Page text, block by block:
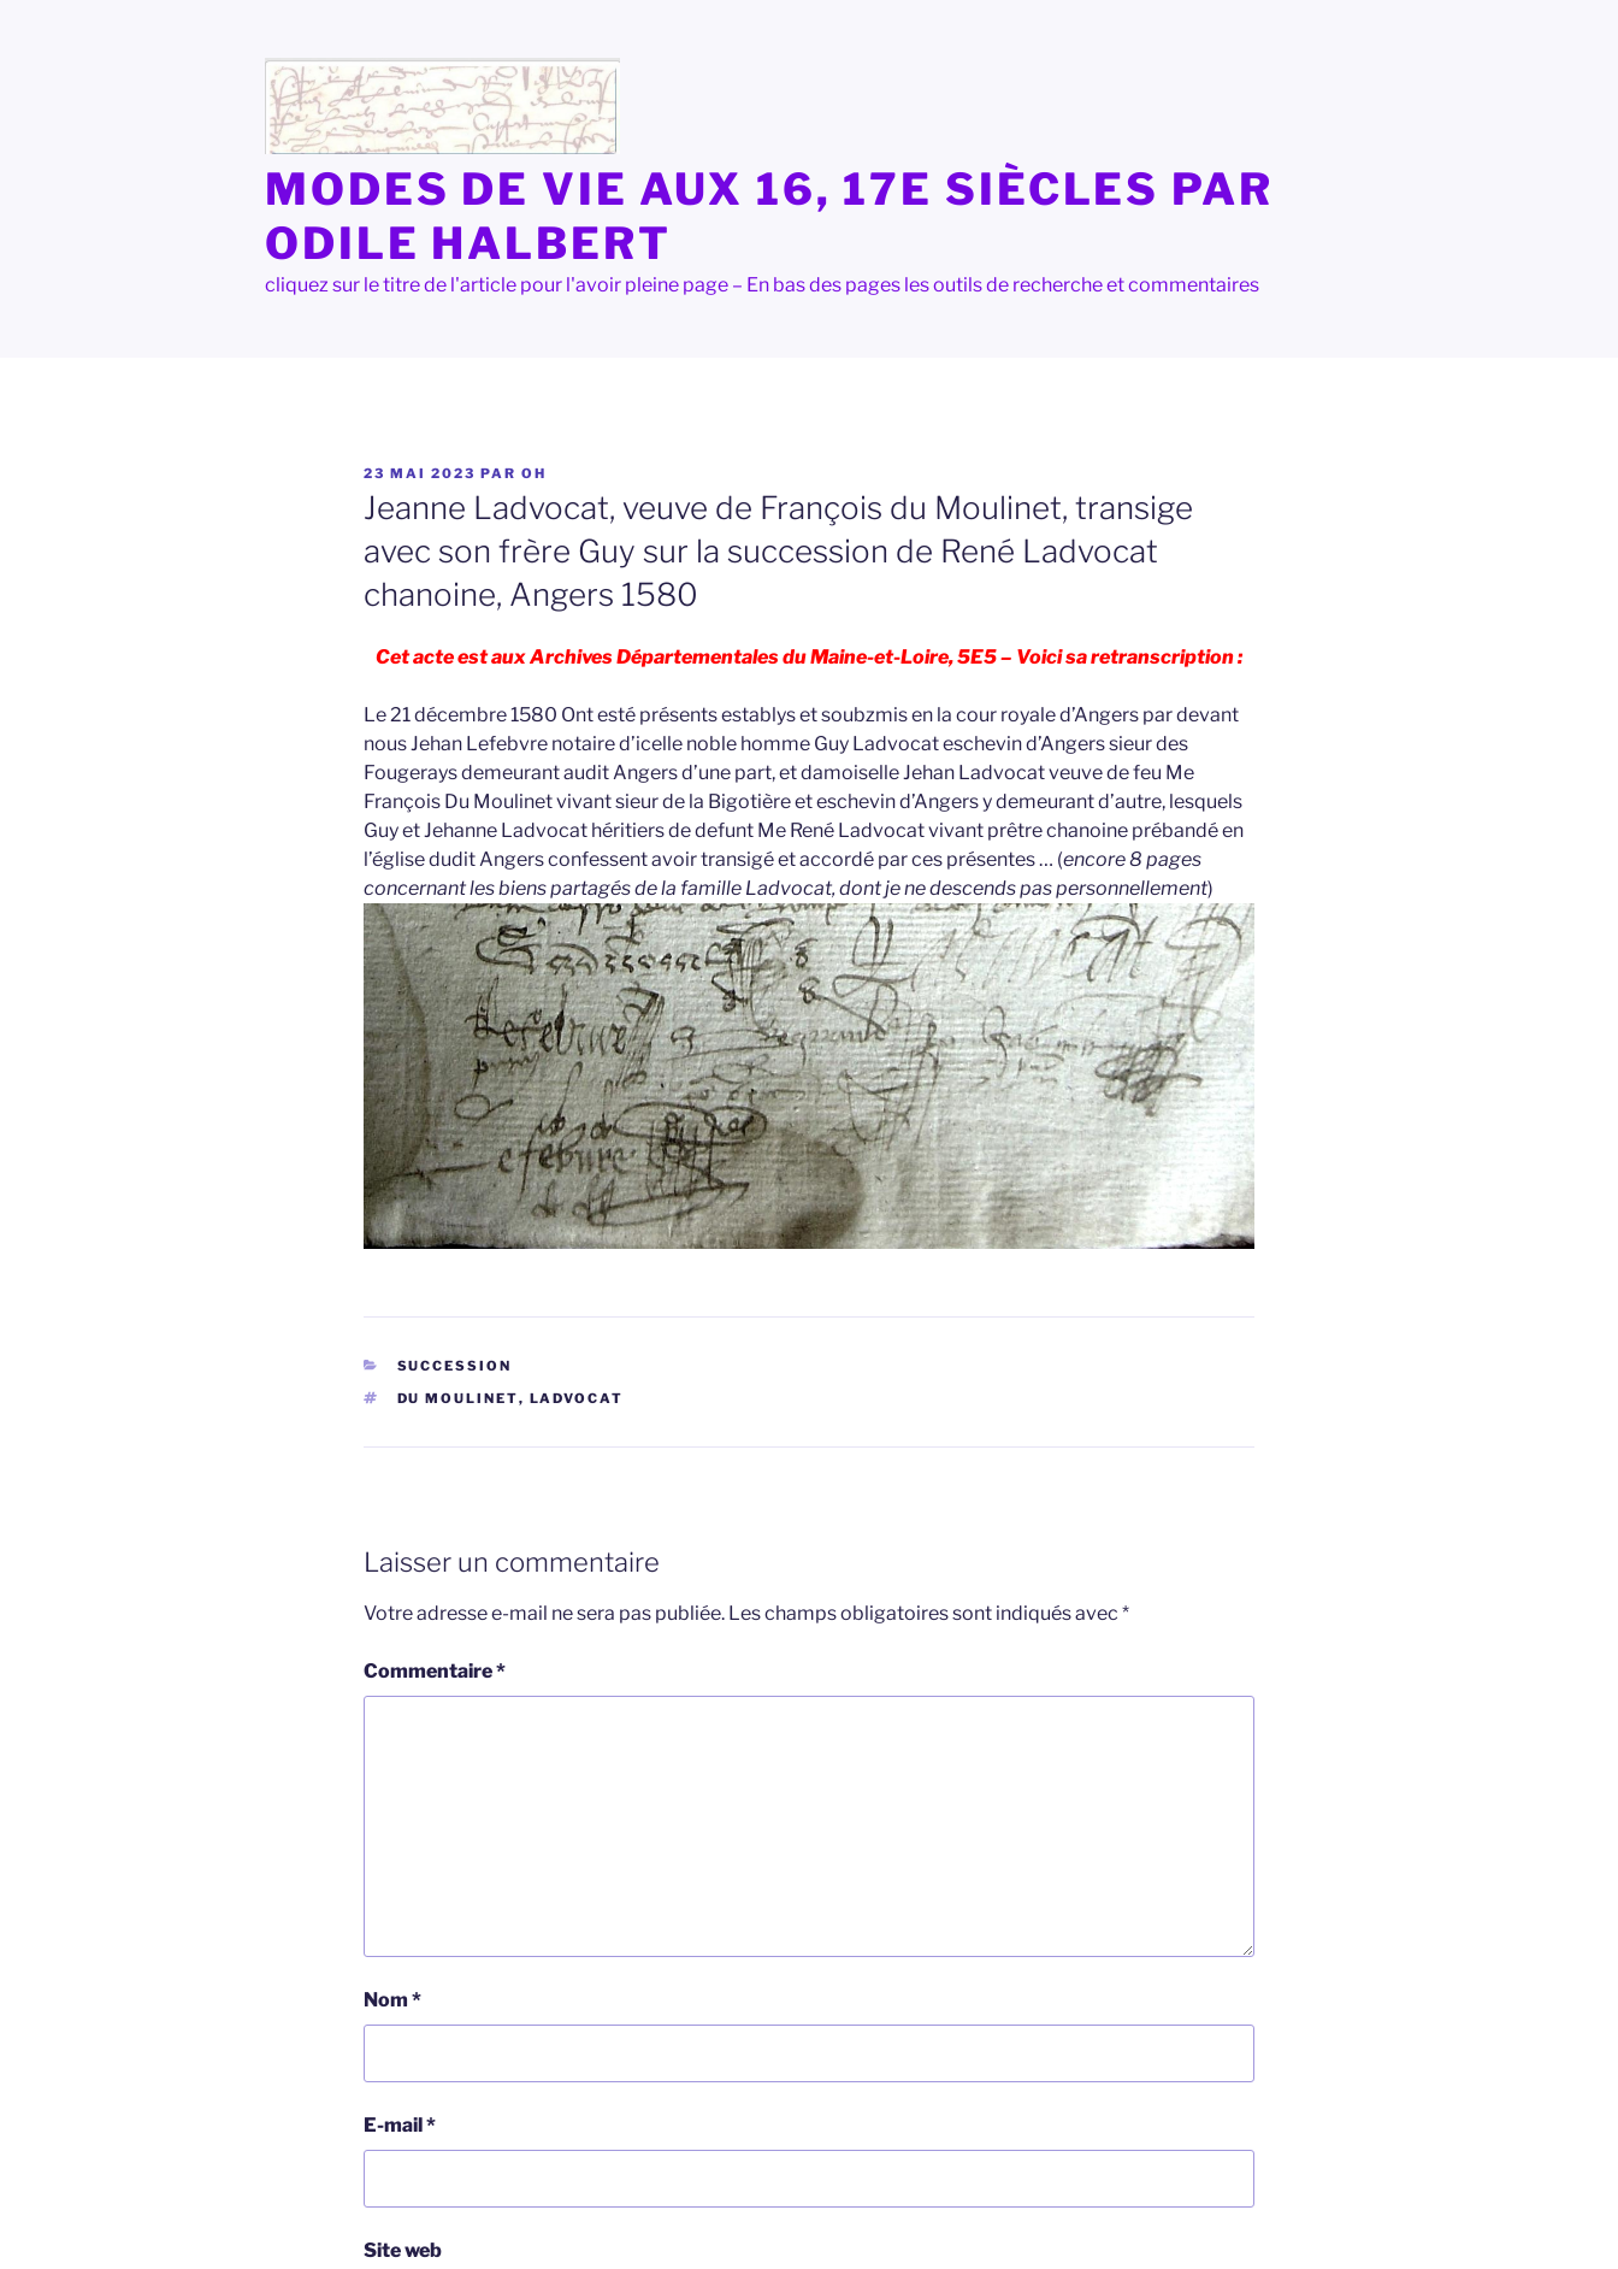
MODES DE VIE AUX 16, 17E SIÈCLES PAR
ODILE HALBERT
cliquez sur le titre de l'article pour l'avoir pleine page – En bas des pages les outils de recherche et commentaires
PUBLIÉ
LE
23 MAI 2023 PAR OH
Jeanne Ladvocat, veuve de François du Moulinet, transige
avec son frère Guy sur la succession de René Ladvocat
chanoine, Angers 1580
Cet acte est aux Archives Départementales du Maine-et-Loire, 5E5 – Voici sa retranscription :
Le 21 décembre 1580 Ont esté présents establys et soubzmis en la cour royale d’Angers par devant
nous Jehan Lefebvre notaire d’icelle noble homme Guy Ladvocat eschevin d’Angers sieur des
Fougerays demeurant audit Angers d’une part, et damoiselle Jehan Ladvocat veuve de feu Me
François Du Moulinet vivant sieur de la Bigotière et eschevin d’Angers y demeurant d’autre, lesquels
Guy et Jehanne Ladvocat héritiers de defunt Me René Ladvocat vivant prêtre chanoine prébandé en
l’église dudit Angers confessent avoir transigé et accordé par ces présentes … (encore 8 pages
concernant les biens partagés de la famille Ladvocat, dont je ne descends pas personnellement)
CATÉGORIES
SUCCESSION
ÉTIQUETTES
DU MOULINET, LADVOCAT
Laisser un commentaire
Votre adresse e-mail ne sera pas publiée. Les champs obligatoires sont indiqués avec *
Commentaire*
Nom *
E-mail*
Site web